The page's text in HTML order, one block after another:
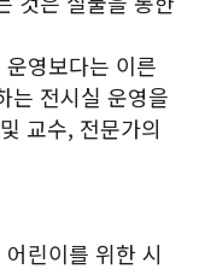
영보다는 이른
전시실 운영을
교수, 전문가의
린이를 위한 시